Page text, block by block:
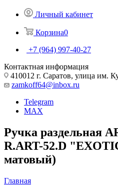
Личный кабинет
Корзина0
+7 (964) 997-40-27
Контактная информация
410012 г. Саратов, улица им.
zamkoff64@inbox.ru
Telegram
MAX
Ручка раздельная
R.ART-52.D
матовый)
Главная